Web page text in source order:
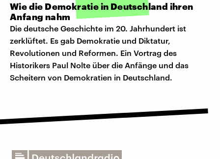
Wie die Demokratie in Deutschland ihren
Anfang nahm
Die deutsche Geschichte im 20. Jahrhundert ist
zerklüftet. Es gab Demokratie und Diktatur,
Revolutionen und Reformen. Ein Vortrag des
Historikers Paul Nolte über die Anfänge und das
Scheitern von Demokratien in Deutschland.